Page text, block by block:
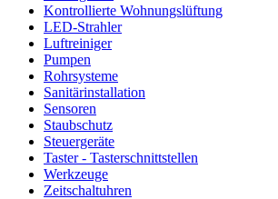
Kontrollierte Wohnungslüftung
LED-Strahler
Luftreiniger
Pumpen
Rohrsysteme
Sanitärinstallation
Sensoren
Staubschutz
Steuergeräte
Taster - Tasterschnittstellen
Werkzeuge
Zeitschaltuhren